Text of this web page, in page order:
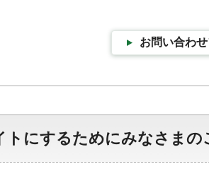
お問い合わ
トにするためにみなさま